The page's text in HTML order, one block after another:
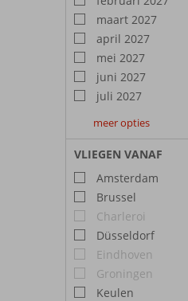
maart 2027
april 2027
mei 2027
juni 2027
juli 2027
augustus
2027
september
2027
oktober
2027
meer opties
VLIEGEN VANAF
Amsterdam
Brussel
Charleroi
Düsseldorf
Eindhoven
Groningen
Keulen